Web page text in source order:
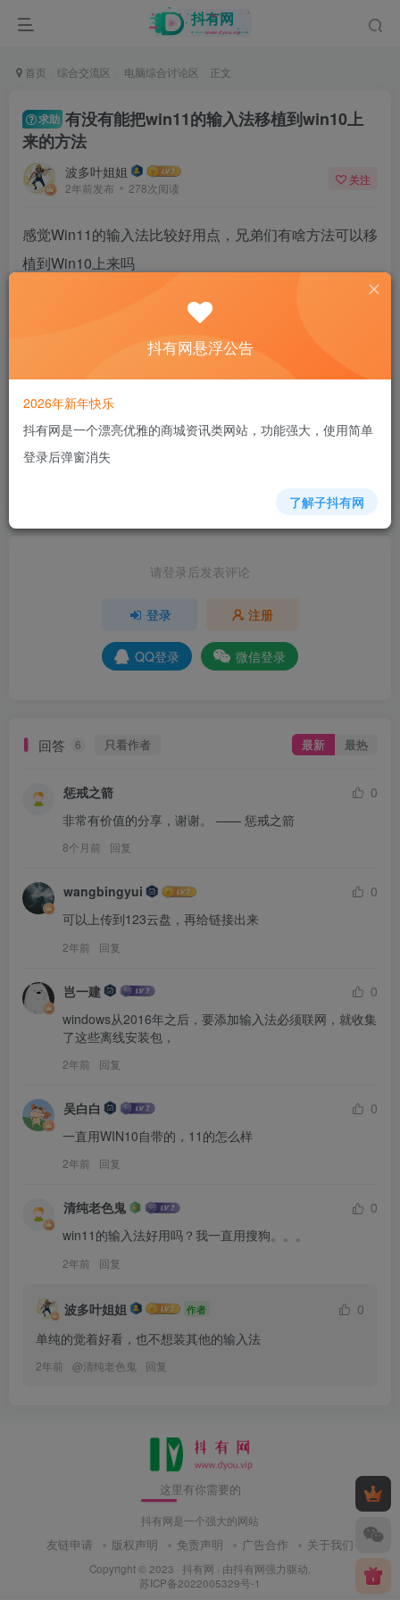
首页 综合交流区 电脑综合讨论区 正文
求助 有没有能把win11的输入法移植到win10上
来的方法
波多叶姐姐
2年前发布 278次阅读
关注
感觉Win11的输入法比较好用点，兄弟们有啥方法可以移
植到Win10上来吗
37
10人已评分
+4 +5 +4 +4 +3 +3 +3 +4
分享 收藏
请登录后发表评论
登录 注册
QQ登录 微信登录
回答 6 只看作者 最新 最热
惩戒之箭
0
非常有价值的分享，谢谢。 —— 惩戒之箭
8个月前 回复
wangbingyui
0
可以上传到123云盘，再给链接出来
2年前 回复
岂一建
0
windows从2016年之后，要添加输入法必须联网，就收集
了这些离线安装包，
2年前 回复
吴白白
0
一直用WIN10自带的，11的怎么样
2年前 回复
清纯老色鬼
0
win11的输入法好用吗？我一直用搜狗。。。
2年前 回复
波多叶姐姐 作者
0
单纯的觉着好看，也不想装其他的输入法
2年前 @清纯老色鬼 回复
这里有你需要的
抖有网是一个强大的网站
友链申请 版权声明 免责声明 广告合作 关于我们
Copyright © 2023 · 抖有网 · 由抖有网强力驱动.
苏ICP备2022005329号-1
抖有网悬浮公告
2026年新年快乐
抖有网是一个漂亮优雅的商城资讯类网站，功能强大，使用简单
登录后弹窗消失
了解子抖有网